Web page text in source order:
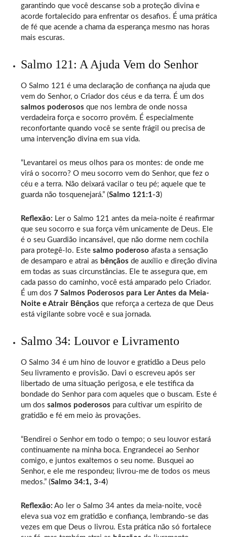
garantindo que você descanse sob a proteção divina e
acorde fortalecido para enfrentar os desafios. É uma prática
de fé que acende a chama da esperança mesmo nas horas
mais escuras.
Salmo 121: A Ajuda Vem do Senhor
O Salmo 121 é uma declaração de confiança na ajuda que
vem do Senhor, o Criador dos céus e da terra. É um dos
salmos poderosos que nos lembra de onde nossa
verdadeira força e socorro provêm. É especialmente
reconfortante quando você se sente frágil ou precisa de
uma intervenção divina em sua vida.
“Levantarei os meus olhos para os montes: de onde me
virá o socorro? O meu socorro vem do Senhor, que fez o
céu e a terra. Não deixará vacilar o teu pé; aquele que te
guarda não tosquenejará.” (Salmo 121:1-3)
Reflexão: Ler o Salmo 121 antes da meia-noite é reafirmar
que seu socorro e sua força vêm unicamente de Deus. Ele
é o seu Guardião incansável, que não dorme nem cochila
para protegê-lo. Este salmo poderoso afasta a sensação
de desamparo e atrai as bênçãos de auxílio e direção divina
em todas as suas circunstâncias. Ele te assegura que, em
cada passo do caminho, você está amparado pelo Criador.
É um dos 7 Salmos Poderosos para Ler Antes da Meia-
Noite e Atrair Bênçãos que reforça a certeza de que Deus
está vigilante sobre você e sua jornada.
Salmo 34: Louvor e Livramento
O Salmo 34 é um hino de louvor e gratidão a Deus pelo
Seu livramento e provisão. Davi o escreveu após ser
libertado de uma situação perigosa, e ele testifica da
bondade do Senhor para com aqueles que o buscam. Este é
um dos salmos poderosos para cultivar um espírito de
gratidão e fé em meio às provações.
“Bendirei o Senhor em todo o tempo; o seu louvor estará
continuamente na minha boca. Engrandecei ao Senhor
comigo, e juntos exaltemos o seu nome. Busquei ao
Senhor, e ele me respondeu; livrou-me de todos os meus
medos.” (Salmo 34:1, 3-4)
Reflexão: Ao ler o Salmo 34 antes da meia-noite, você
eleva sua voz em gratidão e confiança, lembrando-se das
vezes em que Deus o livrou. Esta prática não só fortalece